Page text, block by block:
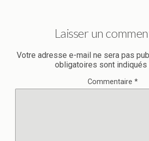
Laisser un
Votre adresse e-mail ne sera pas
obligatoires sont indiqués
Commentaire *